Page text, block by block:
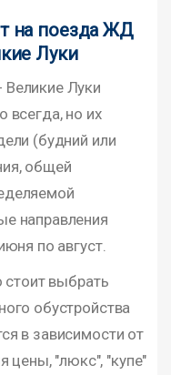
на поезда ЖД
Луки
Луки
всегда, но их
(будний или
общей
направления
по август.
стоит выбрать
обустройства
в зависимости от
цены, "люкс", "купе"